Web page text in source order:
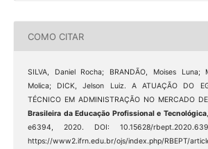
COMO CITAR
SILVA, Daniel Rocha; BRANDÃO, Moises Luna;
Molica; DICK, Jelson Luiz. A ATUAÇÃO DO
TÉCNICO EM ADMINISTRAÇÃO NO MERCADO
Brasileira da Educação Profissional e Tecnológica,
e6394, 2020. DOI: 10.15628/
https://www2.ifrn.edu.br/ojs/index.php/RBEPT/